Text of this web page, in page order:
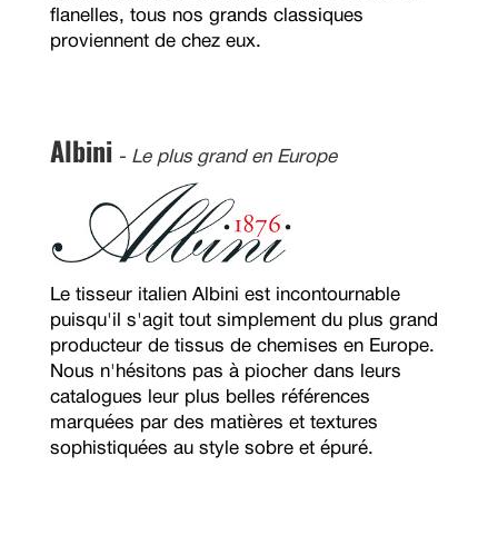
flanelles, tous nos grands classiques
proviennent de chez eux.
Albini - Le plus grand en Europe
Le tisseur italien Albini est incontournable
puisqu'il s'agit tout simplement du plus grand
producteur de tissus de chemises en Europe.
Nous n'hésitons pas à piocher dans leurs
catalogues leur plus belles références
marquées par des matières et textures
sophistiquées au style sobre et épuré.